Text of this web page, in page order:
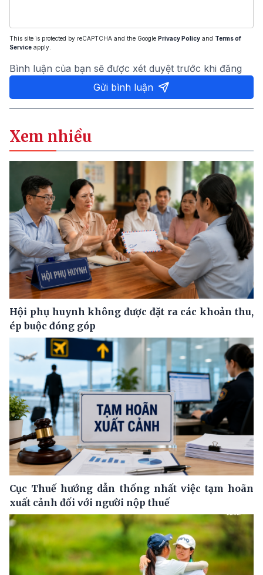
This site is protected by reCAPTCHA and the Google Privacy Policy and Terms of
Service apply.
Bình luận của bạn sẽ được xét duyệt trước khi đăng
Gửi bình luận
Xem nhiều
Hội phụ huynh không được đặt ra các khoản thu,
ép buộc đóng góp
Cục Thuế hướng dẫn thống nhất việc tạm hoãn
xuất cảnh đối với người nộp thuế